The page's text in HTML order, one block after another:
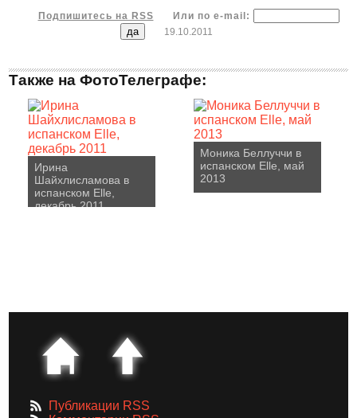
Подпишитесь на RSS
Или по e-mail:
19.10.2011
Также на ФотоТелеграфе:
Ирина
Шайхлисламова в
испанском Elle,
декабрь 2011
Моника Беллуччи в
испанском Elle, май
2013
Публикации RSS